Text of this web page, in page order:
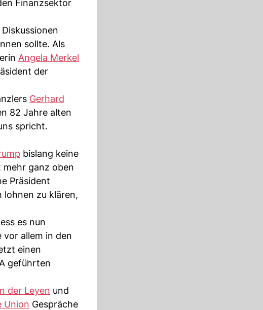
Finanzsektor
sollte. Als
Angela Merkel
der
Gerhard
82 Jahre alten
spricht.
bislang keine
ganz oben
Präsident
lohnen zu klären,
es nun
vor allem in den
einen
geführten
der Leyen und
Union Gespräche